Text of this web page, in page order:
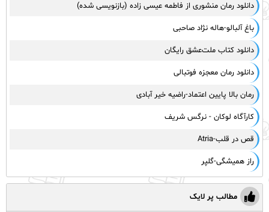
دانلود رمان منشوری از فاطمه عیسی زاده (بازنویسی شده)
باغ آلبالو-هاله نژاد صاحبی
دانلود کتاب ملت‌عشق رایگان
دانلود رمان معجزه فوتبالی
رمان بالا پایین اعتماد-راضیه خیر آبادی
کارآگاه لوکان - نرگس شریف
قص در قلب-Atria
راز همیشگی-گلپر
مطالب پر لایک